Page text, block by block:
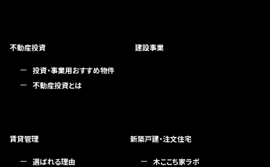
不動産投資
投資・事業用おすすめ物件
不動産投資とは
建設事業
賃貸管理
選ばれる理由
新築戸建・注文住宅
木ここち家ラボ